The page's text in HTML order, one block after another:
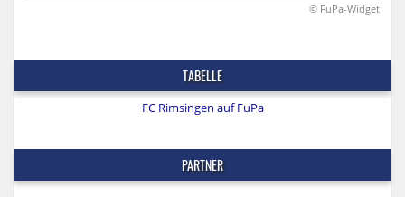
© FuPa-Widget
TABELLE
FC Rimsingen auf FuPa
PARTNER